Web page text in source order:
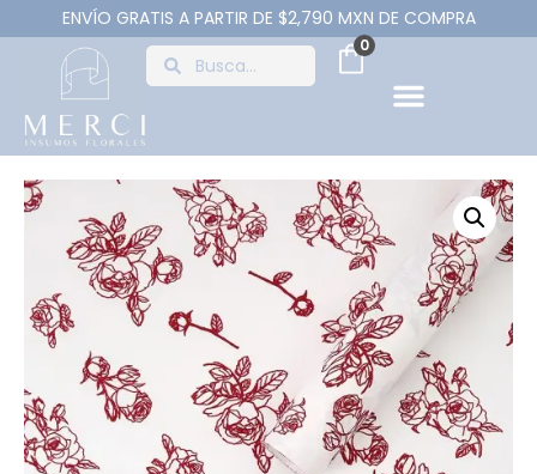
ENVÍO GRATIS A PARTIR DE $2,790 MXN DE COMPRA
0